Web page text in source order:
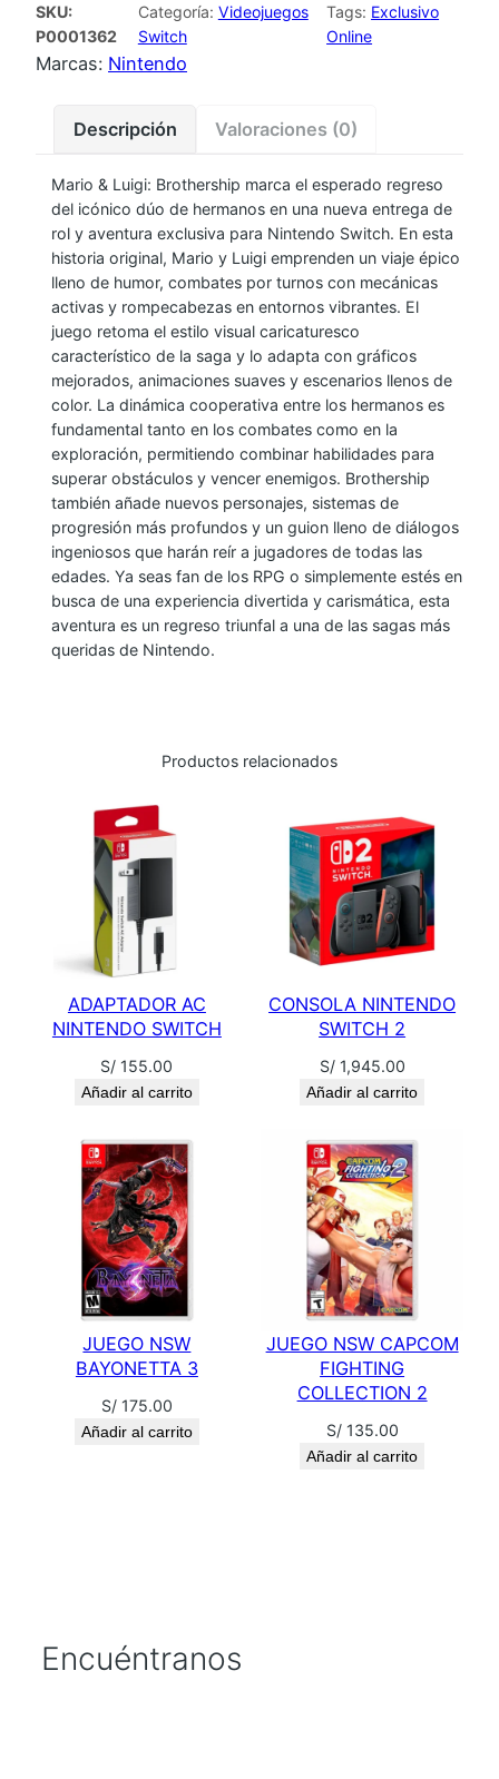
O
N
S
SKU:
P0001362
Categoría: Videojuegos
Switch
Tags: Exclusivo
Online
Marcas: Nintendo
Descripción Valoraciones (0)
Mario & Luigi: Brothership marca el esperado regreso
del icónico dúo de hermanos en una nueva entrega de
rol y aventura exclusiva para Nintendo Switch. En esta
historia original, Mario y Luigi emprenden un viaje épico
lleno de humor, combates por turnos con mecánicas
activas y rompecabezas en entornos vibrantes. El
juego retoma el estilo visual caricaturesco
característico de la saga y lo adapta con gráficos
mejorados, animaciones suaves y escenarios llenos de
color. La dinámica cooperativa entre los hermanos es
fundamental tanto en los combates como en la
exploración, permitiendo combinar habilidades para
superar obstáculos y vencer enemigos. Brothership
también añade nuevos personajes, sistemas de
progresión más profundos y un guion lleno de diálogos
ingeniosos que harán reír a jugadores de todas las
edades. Ya seas fan de los RPG o simplemente estés en
busca de una experiencia divertida y carismática, esta
aventura es un regreso triunfal a una de las sagas más
queridas de Nintendo.
Productos relacionados
ADAPTADOR AC
NINTENDO SWITCH
S/ 155.00
Añadir al carrito
CONSOLA NINTENDO
SWITCH 2
S/1,945.00
Añadir al carrito
JUEGO NSW
BAYONETTA 3
S/175.00
Añadir al carrito
JUEGO NSW CAPCOM
FIGHTING
COLLECTION 2
S/135.00
Añadir al carrito
Encuéntranos